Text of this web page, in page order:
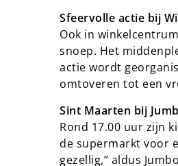
Sfeervolle actie bij
Ook in
snoep. Het
actie wordt
omtoveren tot een
Sint Maarten bij
Rond 17.00 uur zijn
de supermarkt voor
gezellig,” aldus